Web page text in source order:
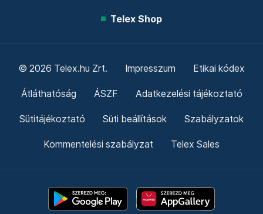
Telex Shop
© 2026 Telex.hu Zrt. Impresszum Etikai kódex
Átláthatóság ÁSZF Adatkezelési tájékoztató
Sütitájékoztató Süti beállítások Szabályzatok
Kommentelési szabályzat Telex Sales